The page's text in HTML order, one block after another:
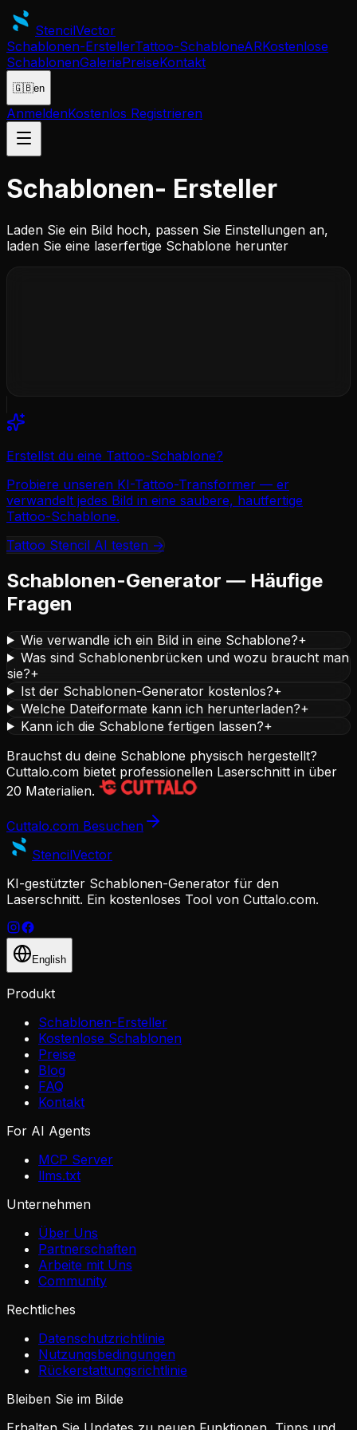
StencilVector
Schablonen-ErstellerTattoo-SchabloneARKostenlose
SchablonenGaleriePreiseKontakt
🇬🇧en
AnmeldenKostenlos Registrieren
Schablonen- Ersteller
Laden Sie ein Bild hoch, passen Sie Einstellungen an,
laden Sie eine laserfertige Schablone herunter
Erstellst du eine Tattoo-Schablone?
Probiere unseren KI-Tattoo-Transformer — er
verwandelt jedes Bild in eine saubere, hautfertige
Tattoo-Schablone.
Tattoo Stencil AI testen →
Schablonen-Generator — Häufige
Fragen
Wie verwandle ich ein Bild in eine Schablone?+
Was sind Schablonenbrücken und wozu braucht man
sie?+
Ist der Schablonen-Generator kostenlos?+
Welche Dateiformate kann ich herunterladen?+
Kann ich die Schablone fertigen lassen?+
Brauchst du deine Schablone physisch hergestellt?
Cuttalo.com bietet professionellen Laserschnitt in über
20 Materialien.
Cuttalo.com Besuchen
StencilVector
KI-gestützter Schablonen-Generator für den
Laserschnitt. Ein kostenloses Tool von Cuttalo.com.
English
Produkt
Schablonen-Ersteller
Kostenlose Schablonen
Preise
Blog
FAQ
Kontakt
For AI Agents
MCP Server
llms.txt
Unternehmen
Über Uns
Partnerschaften
Arbeite mit Uns
Community
Rechtliches
Datenschutzrichtlinie
Nutzungsbedingungen
Rückerstattungsrichtlinie
Bleiben Sie im Bilde